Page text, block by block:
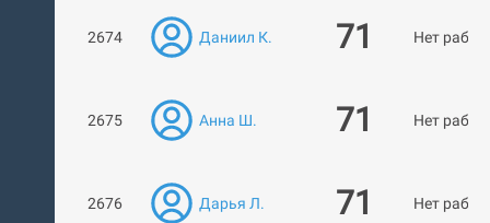
2674 Даниил К. 71 Нет работ
2675 Анна Ш. 71 Нет работ
2676 Дарья Л. 71 Нет работ